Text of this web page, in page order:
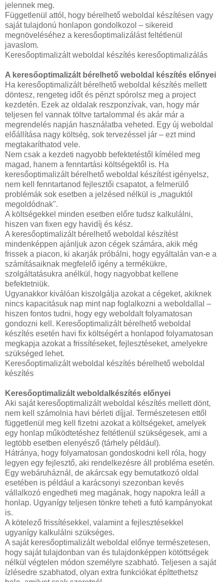
jelennek meg.
Függetlenül attól, hogy bérelhető weboldal készítésen vagy
saját tulajdonú honlapon gondolkozol – sikereid
megnöveléséhez a keresőoptimalizálást feltétlenül
javaslom.
Keresőoptimalizált weboldal készítés keresőoptimalizálás
A keresőoptimalizált bérelhető weboldal készítés előnyei
Ha keresőoptimalizált bérelhető weboldal készítés mellett
döntesz, rengeteg időt és pénzt spórolsz meg a project
kezdetén. Ezek az oldalak reszponzívak, van, hogy már
teljesen fel vannak töltve tartalommal és akár már a
megrendelés napján használatba veheted. Egy új weboldal
előállítása nagy költség, sok tervezéssel jár – ezt mind
megtakaríthatod vele.
Nem csak a kezdeti nagyobb befektetéstől kíméled meg
magad, hanem a fenntartási költségektől is. Ha
keresőoptimalizált bérelhető weboldal készítést igényelsz,
nem kell fenntartanod fejlesztői csapatot, a felmerülő
problémák sok esetben a jelzésed nélkül is „maguktól
megoldódnak".
A költségekkel minden esetben előre tudsz kalkulálni,
hiszen van fixen egy havidíj és kész.
A keresőoptimalizált bérelhető weboldal készítést
mindenképpen ajánljuk azon cégek számára, akik még
frissek a piacon, ki akarják próbálni, hogy egyáltalán van-e a
számításaiknak megfelelő igény a termékükre,
szolgáltatásukra anélkül, hogy nagyobbat kellene
befektetniük.
Ugyanakkor kiválóan kiszolgálja azokat a cégeket, akiknek
nincs kapacitásuk nap mint nap foglalkozni a weboldallal –
hiszen fontos tudni, hogy egy weboldalt folyamatosan
gondozni kell. Keresőoptimalizált bérelhető weboldal
készítés esetén havi fix költségért a honlapod folyamatosan
megkapja azokat a frissítéseket, fejlesztéseket, amelyekre
szükséged lehet.
Keresőoptimalizált weboldal készítés bérelhető weboldal
készítés
Keresőoptimalizált weboldalkészítés előnyei
Aki saját keresőoptimalizált weboldal készítés mellett dönt,
nem kell számolnia havi bérleti díjjal. Természetesen ettől
függetlenül meg kell fizetni azokat a költségeket, amelyek
egy honlap működtetéshez feltétlenül szükségesek, ami a
legtöbb esetben elenyésző (tárhely például).
Hátránya, hogy folyamatosan gondoskodni kell róla, hogy
legyen egy fejlesztő, aki rendelkezésre áll probléma esetén.
Egy webáruháznál, de akárcsak egy bemutatkozó oldal
esetében is például a karácsonyi szezonban kevés
vállalkozó engedheti meg magának, hogy napokra leáll a
honlap. Ugyanígy teljesen tönkre teheti a futó kampányokat
is.
A kötelező frissítésekkel, valamint a fejlesztésekkel
ugyanígy kalkulálni szükséges.
A saját keresőoptimalizált weboldal előnye természetesen,
hogy saját tulajdonban van és tulajdonképpen kötöttségek
nélkül végtelen módon személyre szabható. Teljesen a saját
ízlésedre szabhatod, olyan extra funkciókat építtethetsz